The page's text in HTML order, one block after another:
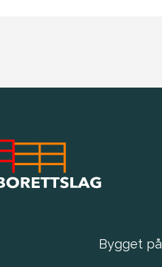
Bygget på